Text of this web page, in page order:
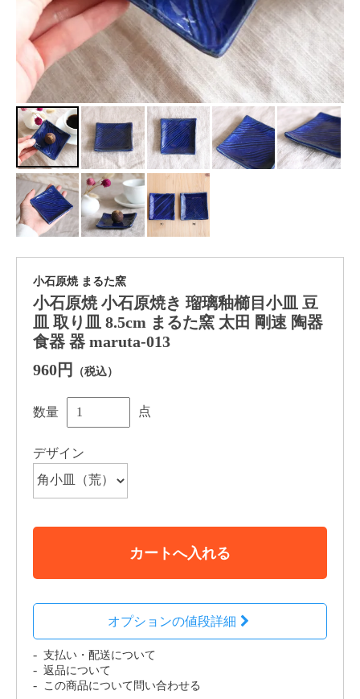
小石原焼 まるた窯
小石原焼 小石原焼き 瑠璃釉櫛目小皿 豆
皿 取り皿 8.5cm まるた窯 太田 剛速 陶器
食器 器 maruta-013
960円
（税込）
数量 点
デザイン
カートへ入れる
オプションの値段詳細
支払い・配送について
返品について
この商品について問い合わせる